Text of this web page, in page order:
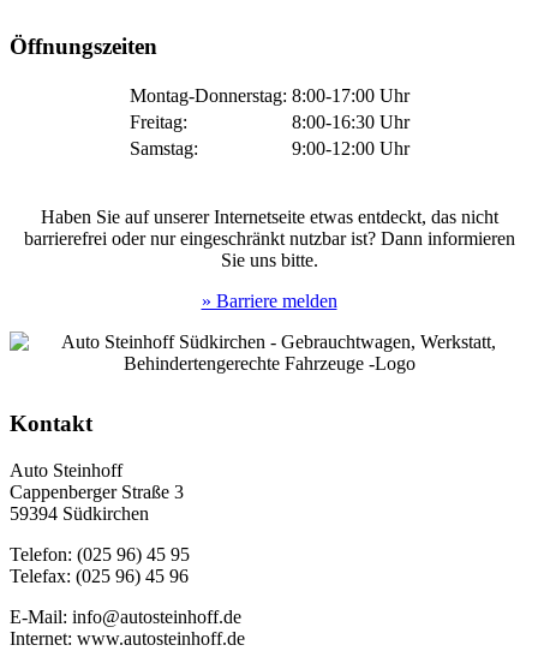
Öffnungszeiten
Montag-Donnerstag: 8:00-17:00 Uhr
Freitag:
8:00-16:30 Uhr
Samstag:
9:00-12:00 Uhr
Haben Sie auf unserer Internetseite etwas entdeckt, das nicht
barrierefrei oder nur eingeschränkt nutzbar ist? Dann informieren
Sie uns bitte.
» Barriere melden
Kontakt
Auto Steinhoff
Cappenberger Straße 3
59394 Südkirchen
Telefon: (025 96) 45 95
Telefax: (025 96) 45 96
E-Mail: info@autosteinhoff.de
Internet: www.autosteinhoff.de